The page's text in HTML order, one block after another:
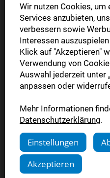
Alle Inhalte auf
Alle Inhalte der
Die digitale
4 Wochen
0,99 €
Jetzt testen
Wir nutzen Cookies, um
Services anzubieten,
verbessern sowie
Interessen
Klick auf "Akzeptieren"
Verwendung von
Auswahl jederzeit unter
anpassen oder
Mehr Informationen
Datenschutzerklärung.
Einstellungen
Akzeptieren